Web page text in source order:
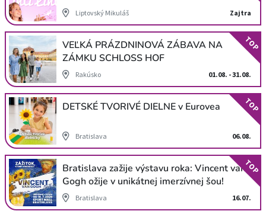
Liptovský Mikuláš Zajtra
VEĽKÁ PRÁZDNINOVÁ ZÁBAVA NA
ZÁMKU SCHLOSS HOF
Rakúsko 01.08. - 31.08.
TOP
DETSKÉ TVORIVÉ DIELNE v Eurovea
Bratislava 06.08.
TOP
Bratislava zažije výstavu roka: Vincent van
Gogh ožije v unikátnej imerzívnej šou!
Bratislava 16.07.
TOP